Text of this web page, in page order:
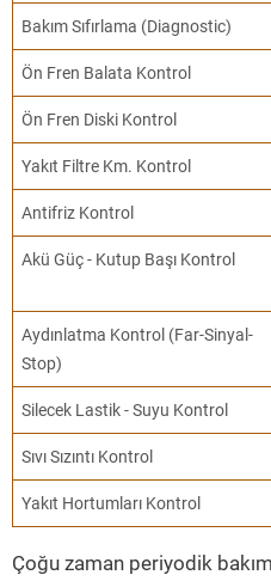
Bakım Sıfırlama (Diagnostic)
Ön Fren Balata Kontrol
Ön Fren Diski Kontrol
Yakıt Filtre Km. Kontrol
Antifriz Kontrol
Akü Güç - Kutup Başı Kontrol
Aydınlatma Kontrol (Far-Sinyal-
Stop)
Silecek Lastik - Suyu Kontrol
Sıvı Sızıntı Kontrol
Yakıt Hortumları Kontrol
Çoğu zaman periyodik